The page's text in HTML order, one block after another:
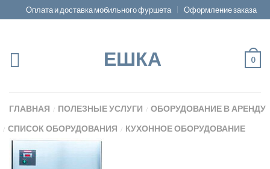
Оплата и доставка мобильного фуршета Оформление заказа
ЕШКА 0
ГЛАВНАЯ / ПОЛЕЗНЫЕ УСЛУГИ / ОБОРУДОВАНИЕ В АРЕНДУ
/ СПИСОК ОБОРУДОВАНИЯ / КУХОННОЕ ОБОРУДОВАНИЕ